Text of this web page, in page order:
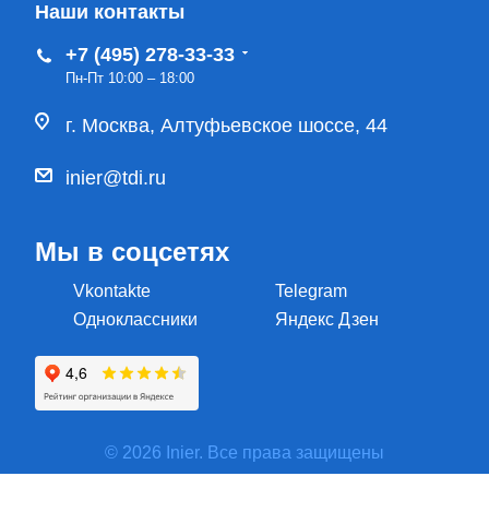
Наши контакты
+7 (495) 278-33-33
Пн-Пт 10:00 – 18:00
г. Москва, Алтуфьевское шоссе, 44
inier@tdi.ru
Мы в соцсетях
Vkontakte
Telegram
Одноклассники
Яндекс Дзен
© 2026 Inier. Все права защищены